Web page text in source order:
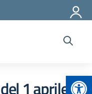
1 aprile